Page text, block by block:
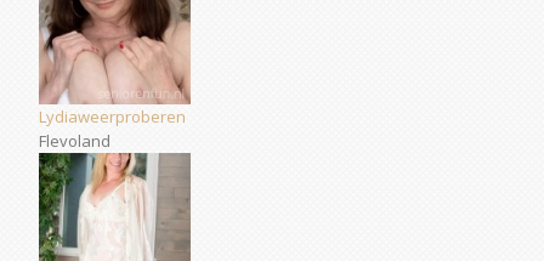
Lydiaweerproberen
Flevoland